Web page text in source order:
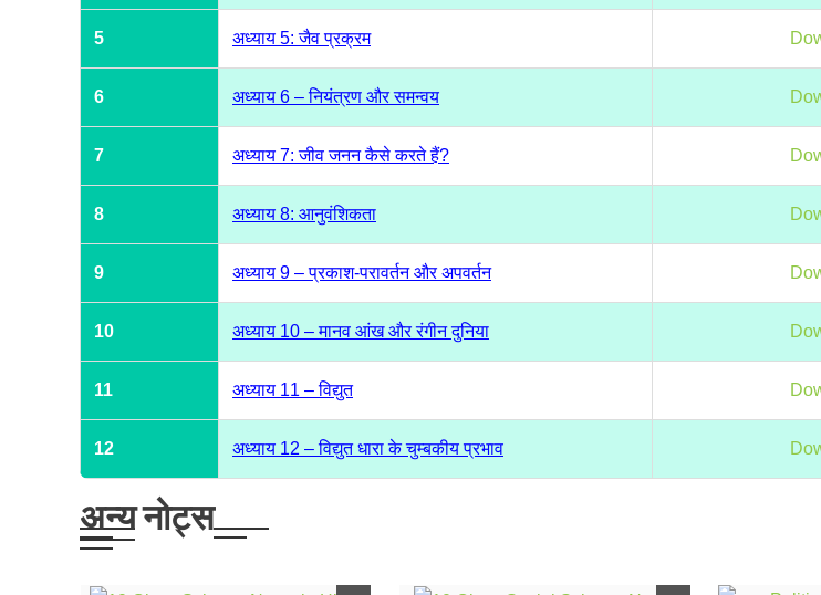
5 अध्याय 5: जैव प्रक्रम
6 अध्याय 6 – नियंत्रण और समन्वय
7 अध्याय 7: जीव जनन कैसे करते हैं?
8 अध्याय 8: आनुवंशिकता
9 अध्याय 9 – प्रकाश-परावर्तन और अपवर्तन
10 अध्याय 10 – मानव आंख और रंगीन दुनिया
11 अध्याय 11 – विद्युत
12 अध्याय 12 – विद्युत धारा के चुम्बकीय प्रभाव
अन्य नोट्स